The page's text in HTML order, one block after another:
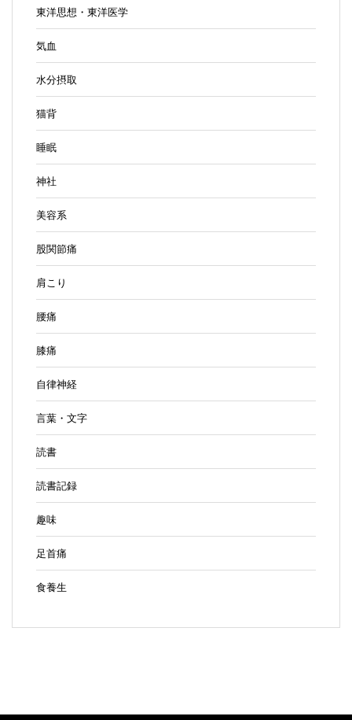
東洋思想・東洋医学
気血
水分摂取
猫背
睡眠
神社
美容系
股関節痛
肩こり
腰痛
膝痛
自律神経
言葉・文字
読書
読書記録
趣味
足首痛
食養生